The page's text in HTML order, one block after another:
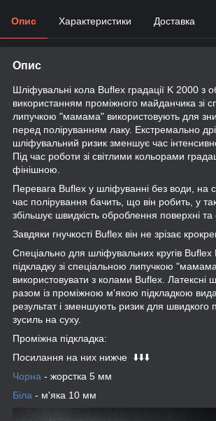
Опис Характеристики Доставка
Опис
Шліфувальні кола Buflex градації K 2000 з
використанням проміжного майданчика зі
липучкою "мамама" використовують для
перед поліруванням лаку. Екстремально
шліфувальний ризик зменшує час
Під час роботи зі світлими кольорами
фінішною.
Перевага Buflex у шліфуванні без води, на
час полірування бачить, що він робить, у
збільшує швидкість оброблення поверхні та
Завдяки гнучкості Buflex він не зрізає
Спеціально для шліфувальних кругів
підкладку зі спеціальною липучкою
використовувати з колами Buflex. Латексні
разом із проміжною м'якою підкладкою
результат і зменшують ризик для швидкого
зусиль на суху.
Проміжна підкладка:
Посилання на них нижче ⬇️⬇️⬇️
Чорна - жорстка 5 мм
Біла - м'яка 10 мм